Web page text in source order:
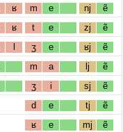
ʁ m e nj ẽ
ʁ t e zj ẽ
l ʒ e ʁj ẽ
m a lj ẽ
ʒ i sj ẽ
d e tj ẽ
ʁ e mj ẽ